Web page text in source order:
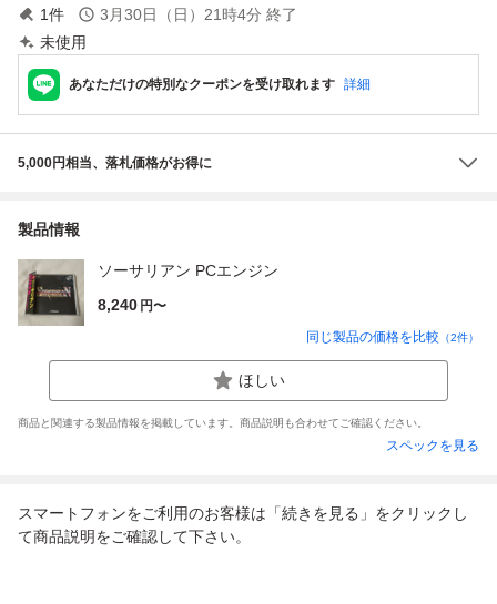
1件 3月30日（日）21時4分 終了
未使用
あなただけの特別なクーポンを受け取れます 詳細
5,000円相当、落札価格がお得に
製品情報
ソーサリアン PCエンジン
8,240 円〜
同じ製品の価格を比較 （2件）
ほしい
商品と関連する製品情報を掲載しています。商品説明も合わせてご確認ください。
スペックを見る
スマートフォンをご利用のお客様は「続きを見る」をクリックし
て商品説明をご確認して下さい。